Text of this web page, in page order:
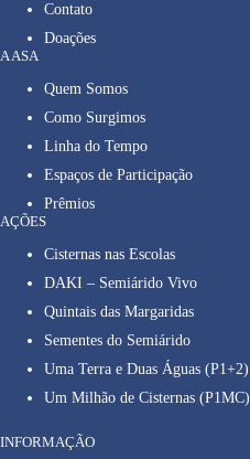
Contato
Doações
A ASA
Quem Somos
Como Surgimos
Linha do Tempo
Espaços de Participação
Prêmios
AÇÕES
Cisternas nas Escolas
DAKI – Semiárido Vivo
Quintais das Margaridas
Sementes do Semiárido
Uma Terra e Duas Águas (P1+2)
Um Milhão de Cisternas (P1MC)
INFORMAÇÃO